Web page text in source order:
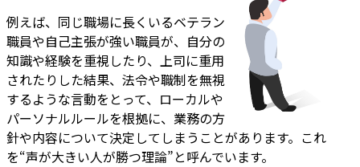
例えば、同じ職場に長くいるベテラン
職員や自己主張が強い職員が、自分の
知識や経験を重視したり、上司に重用
されたりした結果、法令や職制を無視
するような言動をとって、ローカルや
パーソナルルールを根拠に、業務の方
針や内容について決定してしまうことがあります。これ
を“声が大きい人が勝つ理論”と呼んでいます。